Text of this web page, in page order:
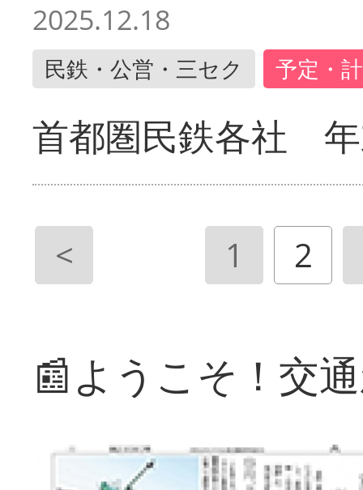
2025.12.18
民鉄・公営・三セク 予定・
首都圏民鉄各社
< 1 2
📰ようこそ！交